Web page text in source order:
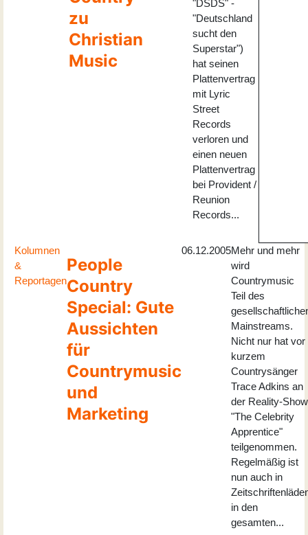
zu
Christian
Music
"DSDS" -
"Deutschland
sucht den
Superstar")
hat seinen
Plattenvertrag
mit Lyric
Street
Records
verloren und
einen neuen
Plattenvertrag
bei Provident /
Reunion
Records...
Kolumnen
&
Reportagen
People
Country
Special: Gute
Aussichten
für
Countrymusic
und
Marketing
06.12.2005Mehr und mehr
wird
Countrymusic
Teil des
Mainstreams.
Nicht nur hat vor
kurzem
Countrysänger
Trace Adkins an
der Reality-Show
"The Celebrity
Apprentice"
teilgenommen.
Regelmäßig ist
nun auch in
in den
gesamten...